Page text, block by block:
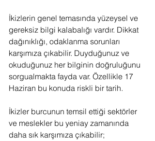
İkizlerin genel temasında yüzeysel ve
gereksiz bilgi kalabalığı vardır. Dikkat
dağınıklığı, odaklanma sorunları
karşımıza çıkabilir. Duyduğunuz ve
okuduğunuz her bilginin doğruluğunu
sorgualmakta fayda var. Özellikle 17
Haziran bu konuda riskli bir tarih.
İkizler burcunun temsil ettiği sektörler
ve meslekler bu yeniay zamanında
daha sık karşımıza çıkabilir;